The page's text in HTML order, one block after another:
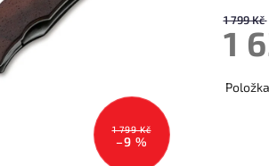
1 799 Kč
–9 %
1 799 Kč
1